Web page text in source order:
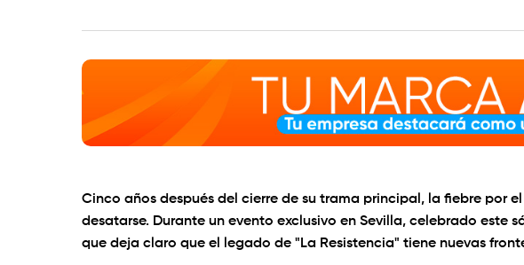
Cinco años después del cierre de su trama principal, la fiebre por
desatarse. Durante un evento exclusivo en Sevilla, celebrado este
que deja claro que el legado de "La Resistencia" tiene nuevas